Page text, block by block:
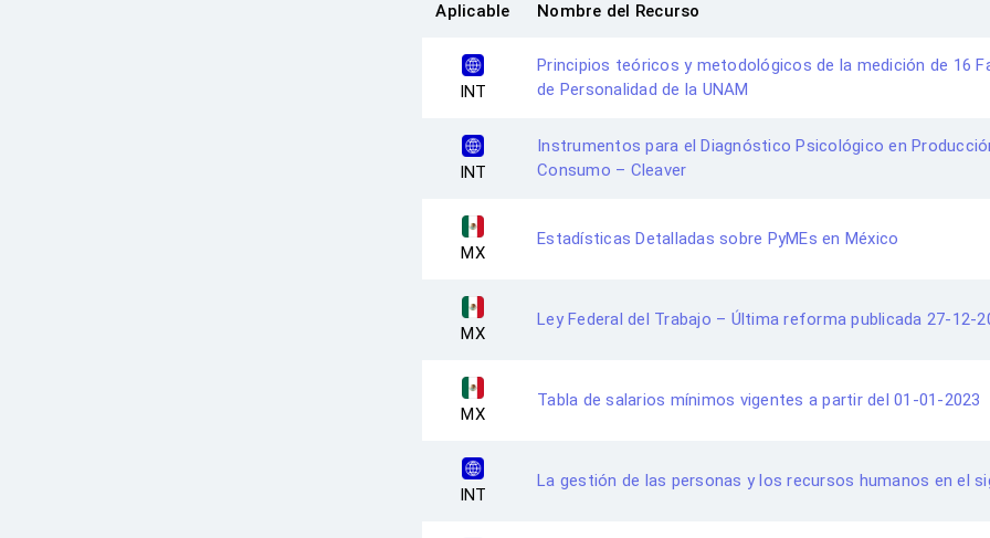
Aplicable Nombre del Recurso
INT
Principios teóricos y metodológicos de la medición de 16
de Personalidad de la UNAM
INT
Instrumentos para el Diagnóstico Psicológico en
Consumo – Cleaver
MX
Estadísticas Detalladas sobre PyMEs en México
MX
Ley Federal del Trabajo – Última reforma publicada 27-12-
MX
Tabla de salarios mínimos vigentes a partir del 01-01-2023
INT
La gestión de las personas y los recursos humanos en el